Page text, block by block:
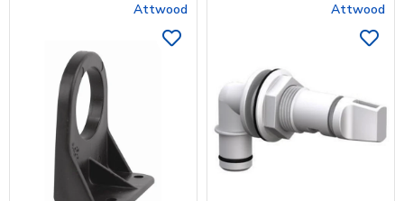
Attwood Attwood